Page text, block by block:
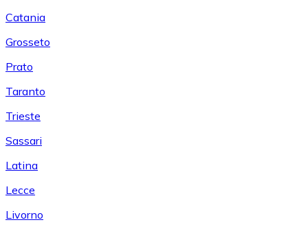
Catania
Grosseto
Prato
Taranto
Trieste
Sassari
Latina
Lecce
Livorno